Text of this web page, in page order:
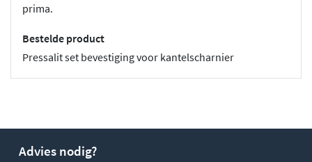
prima.
Bestelde product
Pressalit set bevestiging voor kantelscharnier
Advies nodig?